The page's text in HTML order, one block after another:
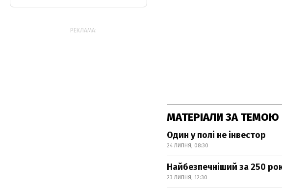
МАТЕРІАЛИ ЗА ТЕМОЮ
Один у полі не інвестор
24 ЛИПНЯ, 08:30
Найбезпечніший за 250
23 ЛИПНЯ, 12:30
РЕКЛАМА: